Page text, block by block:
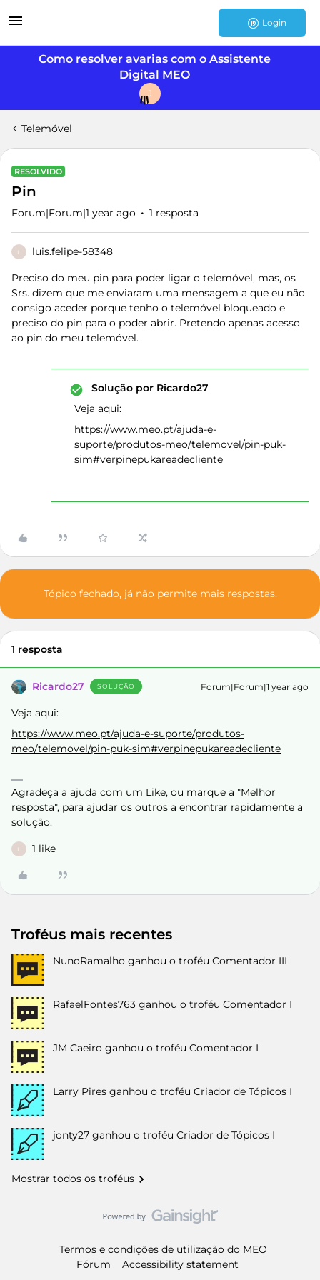
Login
Como resolver avarias com o Assistente
Digital MEO
J
Telemóvel
RESOLVIDO
Pin
Forum|Forum|1 year ago 1 resposta
L luis.felipe-58348
Preciso do meu pin para poder ligar o telemóvel, mas, os
Srs. dizem que me enviaram uma mensagem a que eu não
consigo aceder porque tenho o telemóvel bloqueado e
preciso do pin para o poder abrir. Pretendo apenas acesso
ao pin do meu telemóvel.
Solução por Ricardo27
Veja aqui:
https://www.meo.pt/ajuda-e-
suporte/produtos-meo/telemovel/pin-puk-
sim#verpinepukareadecliente
Tópico fechado, já não permite mais respostas.
1 resposta
Ricardo27 SOLUÇÃO Forum|Forum|1 year ago
Veja aqui:
https://www.meo.pt/ajuda-e-suporte/produtos-
meo/telemovel/pin-puk-sim#verpinepukareadecliente
Agradeça a ajuda com um Like, ou marque a "Melhor
resposta", para ajudar os outros a encontrar rapidamente a
solução.
L 1 like
Troféus mais recentes
NunoRamalho ganhou o troféu Comentador III
RafaelFontes763 ganhou o troféu Comentador I
JM Caeiro ganhou o troféu Comentador I
Larry Pires ganhou o troféu Criador de Tópicos I
jonty27 ganhou o troféu Criador de Tópicos I
Mostrar todos os troféus
Termos e condições de utilização do MEO
Fórum
Accessibility statement